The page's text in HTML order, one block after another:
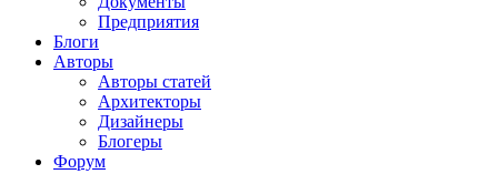
Предприятия
Блоги
Авторы
Авторы статей
Архитекторы
Дизайнеры
Блогеры
Форум